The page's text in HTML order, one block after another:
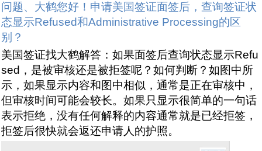
问题、大鹤您好！申请美国签证面签后，查询签证状
态显示Refused和Administrative Processing的区
别？
美国签证找大鹤解答：如果面签后查询状态显示Refu
sed，是被审核还是被拒签呢？如何判断？如图中所
示，如果显示内容和图中相似，通常是正在审核中，
但审核时间可能会较长。如果只显示很简单的一句话
表示拒绝，没有任何解释的内容通常就是已经拒签，
拒签后很快就会返还申请人的护照。